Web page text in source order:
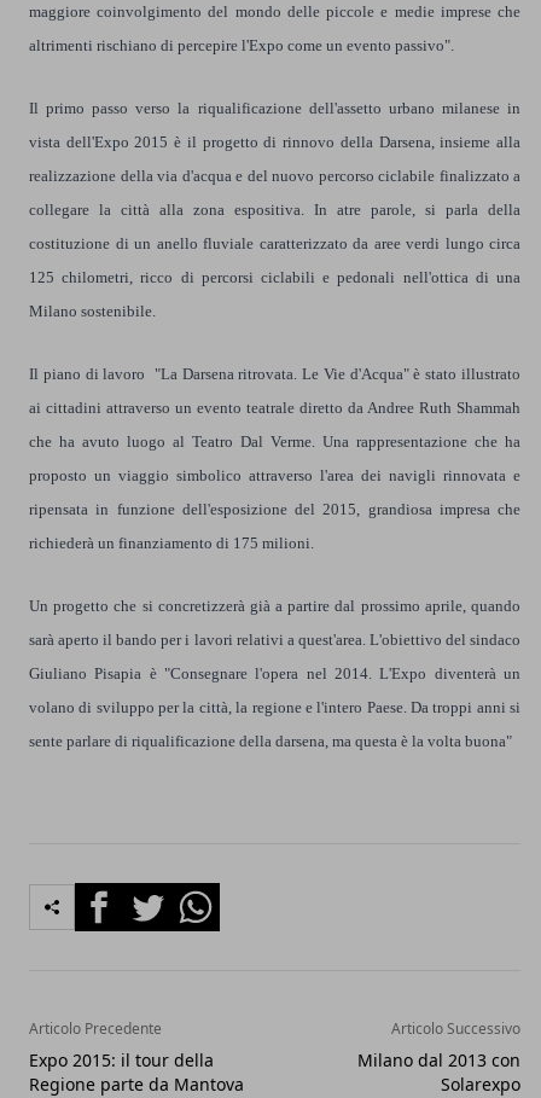
maggiore coinvolgimento del mondo delle piccole e medie imprese che
altrimenti rischiano di percepire l'Expo come un evento passivo".
Il primo passo verso la riqualificazione dell'assetto urbano milanese in
vista dell'Expo 2015 è il progetto di rinnovo della Darsena, insieme alla
realizzazione della via d'acqua e del nuovo percorso ciclabile finalizzato a
collegare la città alla zona espositiva. In atre parole, si parla della
costituzione di un anello fluviale caratterizzato da aree verdi lungo circa
125 chilometri, ricco di percorsi ciclabili e pedonali nell'ottica di una
Milano sostenibile.
Il piano di lavoro "La Darsena ritrovata. Le Vie d'Acqua" è stato illustrato
ai cittadini attraverso un evento teatrale diretto da Andree Ruth Shammah
che ha avuto luogo al Teatro Dal Verme. Una rappresentazione che ha
proposto un viaggio simbolico attraverso l'area dei navigli rinnovata e
ripensata in funzione dell'esposizione del 2015, grandiosa impresa che
richiederà un finanziamento di 175 milioni.
Un progetto che si concretizzerà già a partire dal prossimo aprile, quando
sarà aperto il bando per i lavori relativi a quest'area. L'obiettivo del sindaco
Giuliano Pisapia è "Consegnare l'opera nel 2014. L'Expo diventerà un
volano di sviluppo per la città, la regione e l'intero Paese. Da troppi anni si
sente parlare di riqualificazione della darsena, ma questa è la volta buona"
FacebookTwitterWhatsapp
Articolo Precedente
Expo 2015: il tour della
Regione parte da Mantova
Articolo Successivo
Milano dal 2013 con
Solarexpo